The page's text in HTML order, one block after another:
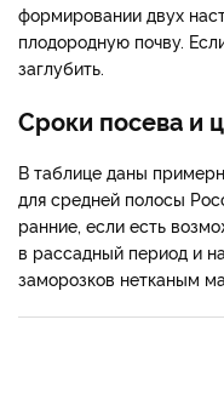
формировании двух
плодородную почву.
заглубить.
Сроки посева и
В таблице даны
для средней полосы
ранние, если есть
в рассадный период и
заморозков нетканым